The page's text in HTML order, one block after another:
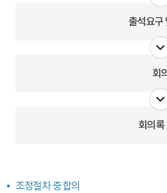
출석요구
회
회의록
조정절차 중 합의